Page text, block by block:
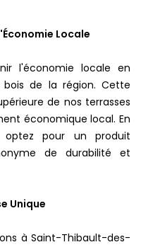
Locale
l'économie locale en
bois de la région. Cette
de nos terrasses
économique local. En
optez pour un produit
de durabilité et
Unique
à Saint-Thibault-des-